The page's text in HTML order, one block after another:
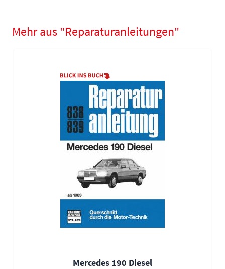
Mehr aus "Reparaturanleitungen"
Mercedes 190 Diesel